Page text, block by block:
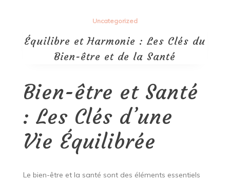
Uncategorized
Équilibre et Harmonie : Les Clés du
Bien-être et de la Santé
Bien-être et Santé
: Les Clés d’une
Vie Équilibrée
Le bien-être et la santé sont des éléments essentiels